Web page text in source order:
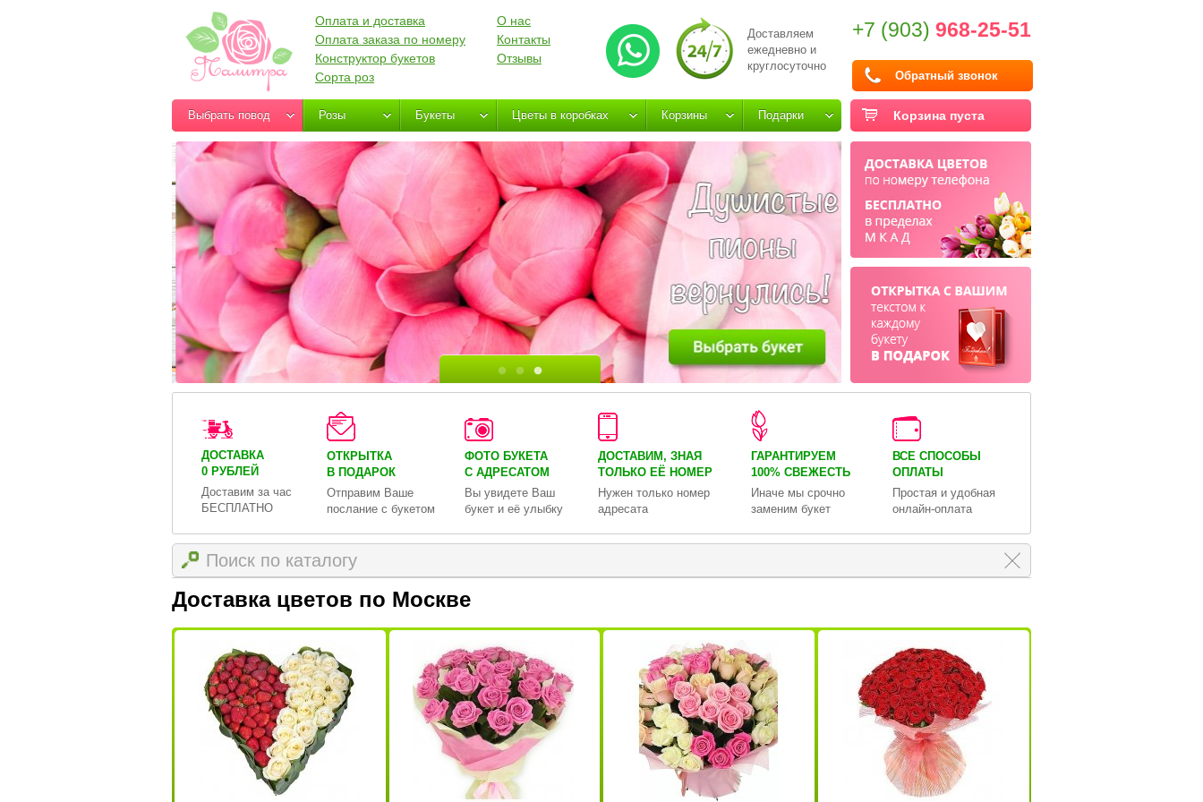
Доставляем
ежедневно и
круглосуточно
+7 (903) 968-25-51
Обратный звонок
Оплата и доставка
Оплата заказа по номеру
Конструктор букетов
Сорта роз
О нас
Контакты
Отзывы
Корзина пуста
Выбрать повод Розы Букеты Цветы в коробках Корзины Подарки
ДОСТАВКА
0 РУБЛЕЙ
Доставим за час
БЕСПЛАТНО
ОТКРЫТКА
В ПОДАРОК
Отправим Ваше
послание с букетом
ФОТО БУКЕТА
С АДРЕСАТОМ
Вы увидете Ваш
букет и её улыбку
ДОСТАВИМ, ЗНАЯ
ТОЛЬКО ЕЁ НОМЕР
Нужен только номер
адресата
ГАРАНТИРУЕМ
100% СВЕЖЕСТЬ
Иначе мы срочно
заменим букет
ВСЕ СПОСОБЫ
ОПЛАТЫ
Простая и удобная
онлайн-оплата
Доставка цветов по Москве